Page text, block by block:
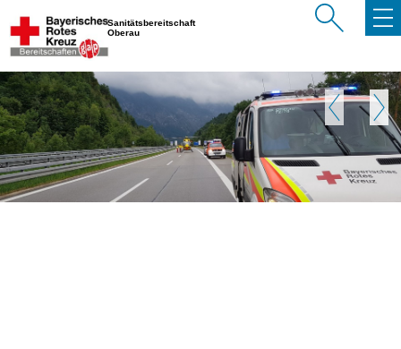
Sanitätsbereitschaft
Oberau
Zurück